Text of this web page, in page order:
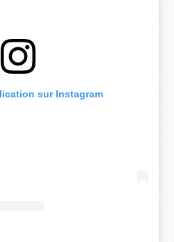
sur Instagram